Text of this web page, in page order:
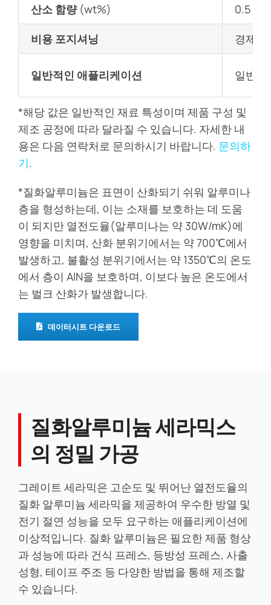
산소 함량(wt%) 0.5 -
비용 포지셔닝 경제
일반적인 애플리케이션 일반
*해당 값은 일반적인 재료 특성이며 제품 구성 및
제조 공정에 따라 달라질 수 있습니다. 자세한 내
용은 다음 연락처로 문의하시기 바랍니다. 문의하
기.
*질화알루미늄은 표면이 산화되기 쉬워 알루미나
층을 형성하는데, 이는 소재를 보호하는 데 도움
이 되지만 열전도율(알루미나는 약 30W/mK)에
영향을 미치며, 산화 분위기에서는 약 700℃에서
발생하고, 불활성 분위기에서는 약 1350℃의 온도
에서 층이 AlN을 보호하며, 이보다 높은 온도에서
는 벌크 산화가 발생합니다.
데이터시트 다운로드
질화알루미늄 세라믹스
의 정밀 가공
그레이트 세라믹은 고순도 및 뛰어난 열전도율의
질화 알루미늄 세라믹을 제공하여 우수한 방열 및
전기 절연 성능을 모두 요구하는 애플리케이션에
이상적입니다. 질화 알루미늄은 필요한 제품 형상
과 성능에 따라 건식 프레스, 등방성 프레스, 사출
성형, 테이프 주조 등 다양한 방법을 통해 제조할
수 있습니다.